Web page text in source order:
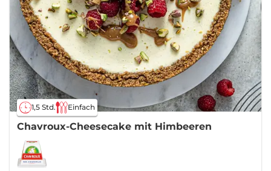
1,5 Std. Einfach
Chavroux-Cheesecake mit Himbeeren